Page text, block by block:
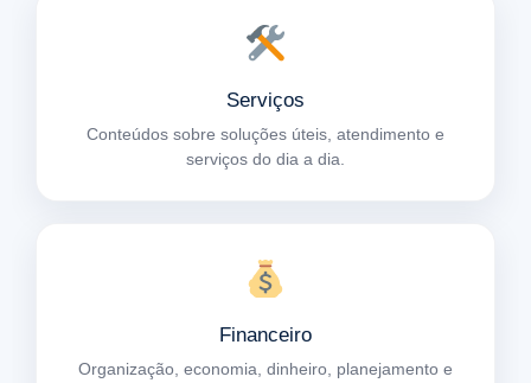
Serviços
Conteúdos sobre soluções úteis, atendimento e
serviços do dia a dia.
Financeiro
Organização, economia, dinheiro, planejamento e